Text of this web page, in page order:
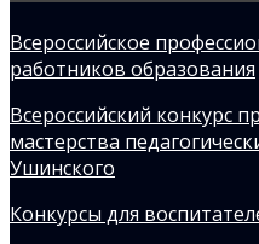
Всероссийское
работников образования
Всероссийский конкурс
мастерства
Ушинского
Конкурсы для